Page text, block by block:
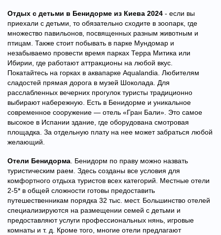
Отдых с детьми в Бенидорме из Киева 2024 - если вы
приехали с детьми, то обязательно сходите в зоопарк, где
множество павильонов, посвященных разным животным и
птицам. Также стоит побывать в парке Мундомар и
незабываемо провести время парках Терра Митика или
Ибирии, где работают аттракционы на любой вкус.
Покатайтесь на горках в аквапарке Aqualandia. Любителям
сладостей прямая дорога в музей Шоколада. Для
расслабленных вечерних прогулок туристы традиционно
выбирают набережную. Есть в Бенидорме и уникальное
современное сооружение — отель «Гран Бали». Это самое
высокое в Испании здание, где оборудована смотровая
площадка. За отдельную плату на нее может забраться любой
желающий.
Отели Бенидорма . Бенидорм по праву можно назвать
туристическим раем. Здесь созданы все условия для
комфортного отдыха туристов всех категорий. Местные отели
2-5* в общей сложности готовы предоставить
путешественникам порядка 32 тыс. мест. Большинство отелей
специализируются на размещении семей с детьми и
предоставляют услуги профессиональных нянь, игровые
комнаты и т. д. Кроме того, многие отели предлагают